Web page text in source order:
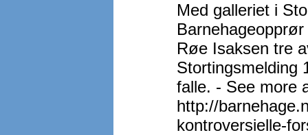
Med galleriet i
Røe Isaksen tre
Stortingsmelding
falle. - See more
http://
kontroversielle-